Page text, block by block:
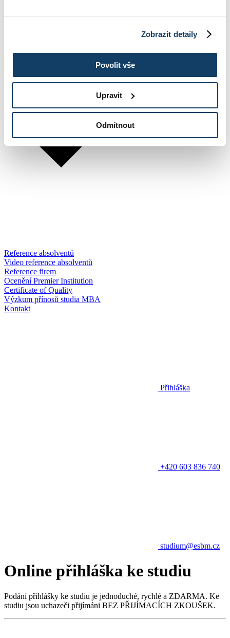
Zobrazit detaily
Povolit vše
Upravit
Odmítnout
Reference absolventů
Video reference absolventů
Reference firem
Ocenění Premier Institution
Certificate of Quality
Výzkum přínosů studia MBA
Kontakt
Přihláška
+420 603 836 740
studium@esbm.cz
Online přihláška ke studiu
Podání přihlášky ke studiu je jednoduché, rychlé a ZDARMA. Ke
studiu jsou uchazeči přijímáni BEZ PŘIJÍMACÍCH ZKOUŠEK.